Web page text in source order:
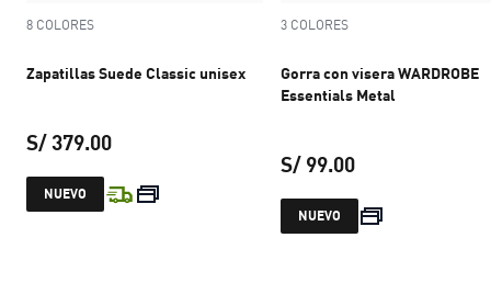
8 COLORES
Zapatillas Suede Classic unisex
S/ 379.00
precio actual S/ 379.00
NUEVO
3 COLORES
Gorra con visera WARDROBE
Essentials Metal
S/ 99.00
precio actual S/
NUEVO